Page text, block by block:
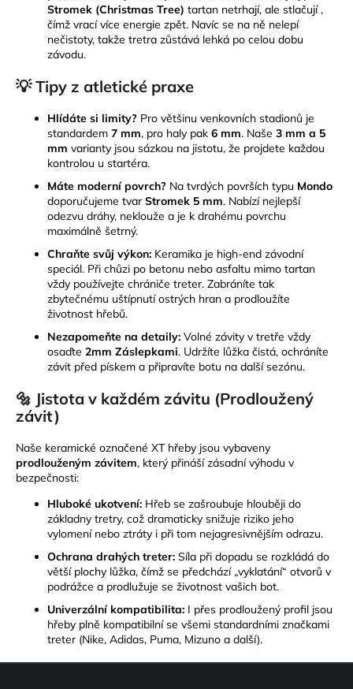
Stromek (Christmas Tree) tartan netrhají, ale stlačují ,
čímž vrací více energie zpět. Navíc se na ně nelepí
nečistoty, takže tretra zůstává lehká po celou dobu
závodu.
💡 Tipy z atletické praxe
Hlídáte si limity? Pro většinu venkovních stadionů je
standardem 7 mm, pro haly pak 6 mm. Naše 3 mm a 5
mm varianty jsou sázkou na jistotu, že projdete každou
kontrolou u startéra.
Máte moderní povrch? Na tvrdých površích typu Mondo
doporučujeme tvar Stromek 5 mm. Nabízí nejlepší
odezvu dráhy, neklouže a je k drahému povrchu
maximálně šetrný.
Chraňte svůj výkon: Keramika je high-end závodní
speciál. Při chůzi po betonu nebo asfaltu mimo tartan
vždy používejte chrániče treter. Zabráníte tak
zbytečnému uštípnutí ostrých hran a prodloužíte
životnost hřebů.
Nezapomeňte na detaily: Volné závity v tretře vždy
osaďte 2mm Záslepkami. Udržíte lůžka čistá, ochráníte
závit před pískem a připravíte botu na další sezónu.
🔩 Jistota v každém závitu (Prodloužený
závit)
Naše keramické označené XT hřeby jsou vybaveny
prodlouženým závitem, který přináší zásadní výhodu v
bezpečnosti:
Hluboké ukotvení: Hřeb se zašroubuje hlouběji do
základny tretry, což dramaticky snižuje riziko jeho
vylomení nebo ztráty i při tom nejagresivnějším odrazu.
Ochrana drahých treter: Síla při dopadu se rozkládá do
větší plochy lůžka, čímž se předchází „vyklatání“ otvorů v
podrážce a prodlužuje se životnost vašich bot.
Univerzální kompatibilita: I přes prodloužený profil jsou
hřeby plně kompatibilní se všemi standardními značkami
treter (Nike, Adidas, Puma, Mizuno a další).